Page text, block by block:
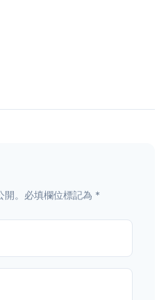
開。必填欄位標記為 *